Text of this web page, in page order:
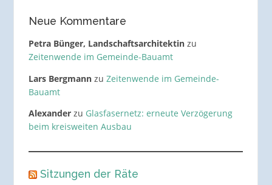
Neue Kommentare
Petra Bünger, Landschaftsarchitektinzu
Zeitenwende im Gemeinde-Bauamt
Lars Bergmannzu Zeitenwende im Gemeinde-
Bauamt
Alexanderzu Glasfasernetz: erneute Verzögerung
beim kreisweiten Ausbau
Sitzungen der Räte